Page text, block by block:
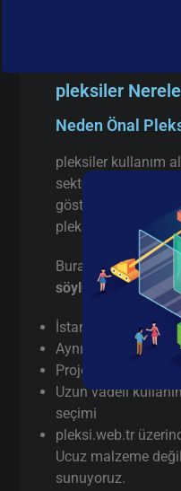
pleksiler
Neden Önal
pleksiler kullanım
sektörüyle sınırlı
gösteren birçok
pleksiler tercih
Burada pazarlama
söylüyorum:
İstanbul’da
Aynı gün / hızlı
Proje bazlı teknik
Uzun vadeli
seçimi
pleksi.web.tr
Ucuz malzeme
sunuyoruz.